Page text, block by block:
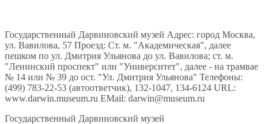
Государственный Дарвиновский музей Адрес: город Москва,
ул. Вавилова, 57 Проезд: Ст. м. "Академическая", далее
пешком по ул. Дмитрия Ульянова до ул. Вавилова; ст. м.
"Ленинский проспект" или "Университет", далее - на трамвае
№ 14 или № 39 до ост. "Ул. Дмитрия Ульянова" Телефоны:
(499) 783-22-53 (автоответчик), 132-1047, 134-6124 URL:
www.darwin.museum.ru EMail: darwin@museum.ru
Государственный Дарвиновский музей